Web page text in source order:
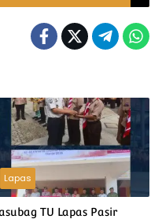
Lapas
TU Lapas Pasir